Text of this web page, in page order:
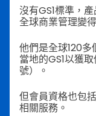
沒有GS1標準，
全球商業管理變
他們是全球120多
當地的GS1以獲
號）。
但會員資格也包
相關服務。